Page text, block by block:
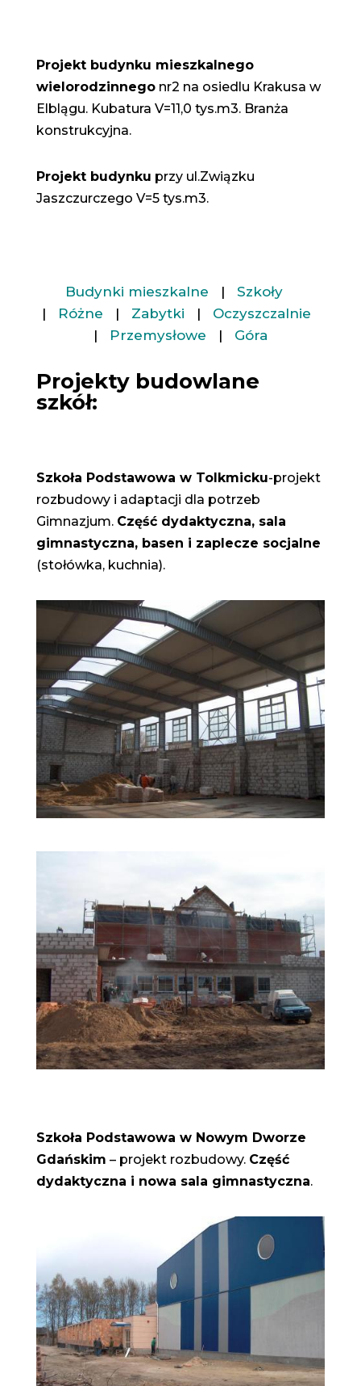
Projekt budynku mieszkalnego
wielorodzinnegonr2 na osiedlu Krakusa w
Elblągu. Kubatura V=11,0 tys.m3. Branża
konstrukcyjna.
Projekt budynku przy ul.Związku
Jaszczurczego V=5 tys.m3.
Budynki mieszkalne |Szkoły
|
Różne | Zabytki | Oczyszczalnie
|
Przemysłowe | Góra
Projekty budowlane
szkół:
Szkoła Podstawowa w Tolkmicku-projekt
rozbudowy i adaptacji dla potrzeb
Gimnazjum. Część dydaktyczna, sala
gimnastyczna, basen i zaplecze socjalne
(stołówka, kuchnia).
Szkoła Podstawowa w Nowym Dworze
Gdańskim – projekt rozbudowy. Część
dydaktyczna i nowa sala gimnastyczna.